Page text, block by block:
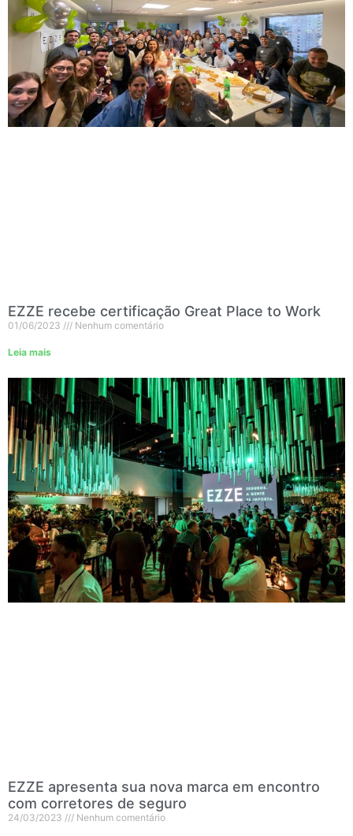
EZZE recebe certificação Great Place to Work
01/06/2023 Nenhum comentário
Leia mais
EZZE apresenta sua nova marca em encontro
com corretores de seguro
24/03/2023 Nenhum comentário